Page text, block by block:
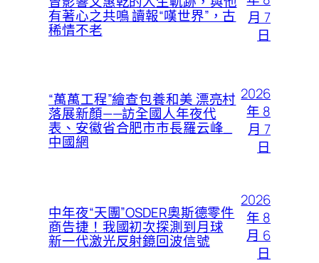
有著心之共鳴 讀報“嘆世界”，古
稀情不老
月 7
日
“萬萬工程”繪查包養和美 漂亮村
落展新顏——訪全國人年夜代
表、安徽省合肥市市長羅云峰_
中國網
2026
年 8
月 7
日
中年夜“天團”OSDER奧斯德零件
商告捷！我國初次探測到月球
新一代激光反射鏡回波信號
2026
年 8
月 6
日